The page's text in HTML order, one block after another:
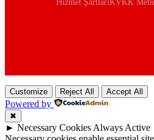
Hizmet ŞartlarıKVKK
Customize Reject All Accept All
Powered by
✖
► Necessary CookiesAlways Active